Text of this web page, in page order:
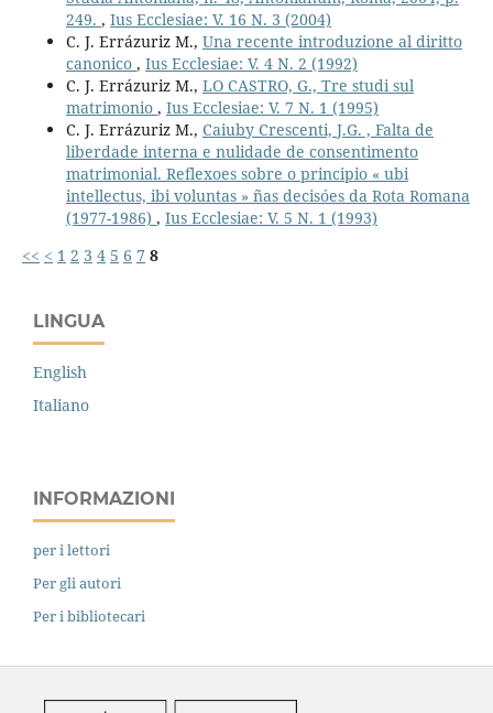
249. , Ius Ecclesiae: V. 16 N. 3 (2004)
C. J. Errázuriz M., Una recente introduzione al diritto
canonico , Ius Ecclesiae: V. 4 N. 2 (1992)
C. J. Errázuriz M., LO CASTRO, G., Tre studi sul
matrimonio , Ius Ecclesiae: V. 7 N. 1 (1995)
C. J. Errázuriz M., Caiuby Crescenti, J.G. , Falta de
liberdade interna e nulidade de consentimento
matrimonial. Reflexoes sobre o principio « ubi
intellectus, ibi voluntas » ñas decisóes da Rota Romana
(1977-1986) , Ius Ecclesiae: V. 5 N. 1 (1993)
<< < 1 2 3 4 5 6 7 8
LINGUA
English
Italiano
INFORMAZIONI
per i lettori
Per gli autori
Per i bibliotecari